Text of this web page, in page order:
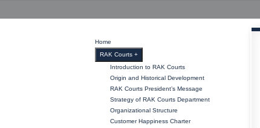
Home
RAK Courts +
Introduction to RAK Courts
Origin and Historical Development
RAK Courts President’s Message
Strategy of RAK Courts Department
Organizational Structure
Customer Happiness Charter